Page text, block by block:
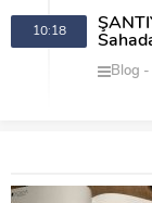
10:18
Blog